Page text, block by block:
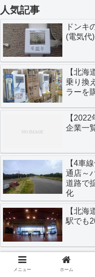
人気記事
ドンキ
(電気代
【北海
乗り換
ラーを
【
企業一
【4車
通店～
道路で
化
【北海
駅でも
メニュー ホーム